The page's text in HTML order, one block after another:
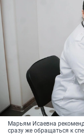
Марьям Исаевна
сразу же обращаться к